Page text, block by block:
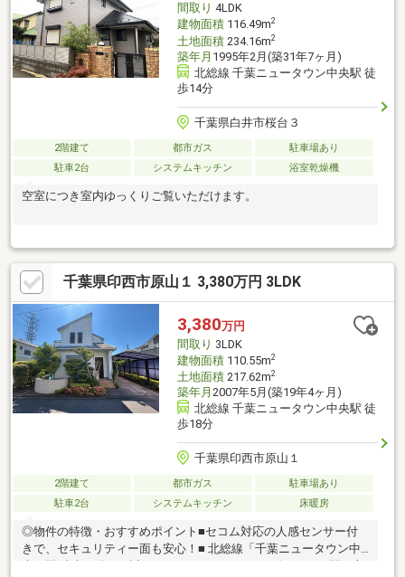
間取り 4LDK
建物面積116.49m2
土地面積234.16m2
築年月 1995年2月(築31年7ヶ月)
北総線 千葉ニュータウン中央駅 徒
歩14分
千葉県白井市桜台３
2階建て 都市ガス
駐車場あり
駐車2台
システムキッチン 浴室乾燥機
空室につき室内ゆっくりご覧いただけます。
千葉県印西市原山１ 3,380万円 3LDK
3,380万円
間取り 3LDK
建物面積110.55m2
土地面積217.62m2
築年月 2007年5月(築19年4ヶ月)
北総線 千葉ニュータウン中央駅 徒
歩18分
千葉県印西市原山１
2階建て 都市ガス
駐車場あり
駐車2台
システムキッチン 床暖房
◎物件の特徴・おすすめポイント■セコム対応の人感センサー付
きで、セキュリティー面も安心！■ 北総線「千葉ニュータウン中